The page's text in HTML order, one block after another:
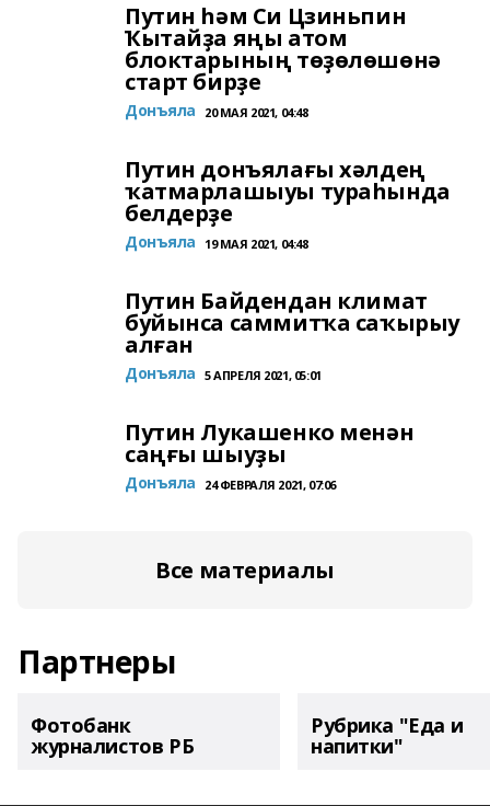
Путин һәм Си Цзиньпин
Ҡытайҙа яңы атом
блоктарының төҙөлөшөнә
старт бирҙе
Донъяла 20 МАЯ 2021, 04:48
Путин донъялағы хәлдең
ҡатмарлашыуы тураһында
белдерҙе
Донъяла 19 МАЯ 2021, 04:48
Путин Байдендан климат
буйынса саммитҡа саҡырыу
алған
Донъяла 5 АПРЕЛЯ 2021, 05:01
Путин Лукашенко менән
саңғы шыуҙы
Донъяла 24 ФЕВРАЛЯ 2021, 07:06
Все материалы
Партнеры
Фотобанк
журналистов РБ
Рубрика "Еда и
напитки"